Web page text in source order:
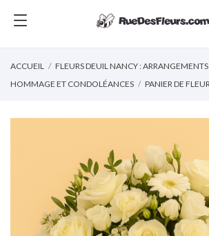
ACCUEIL
FLEURS DEUIL NANCY :
HOMMAGE ET CONDOLÉANCES
PANIER DE